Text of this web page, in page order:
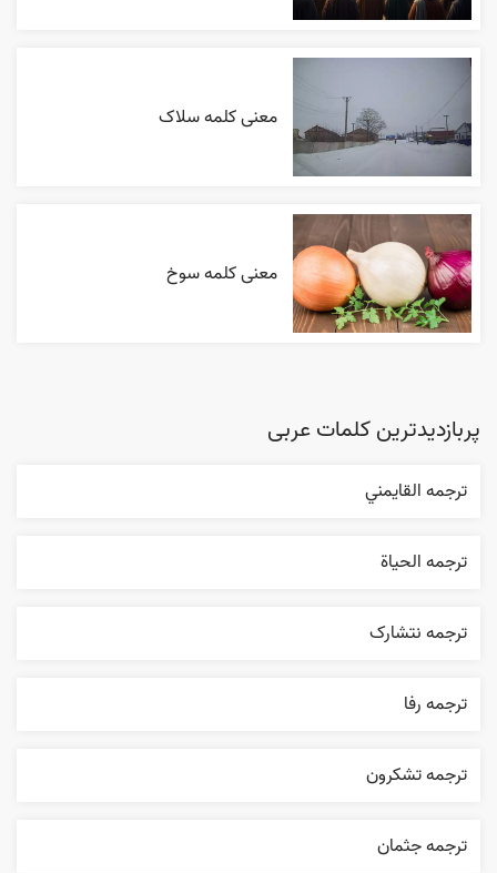
معنی کلمه سلاک
معنی کلمه سوخ
پربازدیدترین کلمات عربی
ترجمه القایمني
ترجمه الحیاة
ترجمه نتشارک
ترجمه رفا
ترجمه تشکرون
ترجمه جثمان